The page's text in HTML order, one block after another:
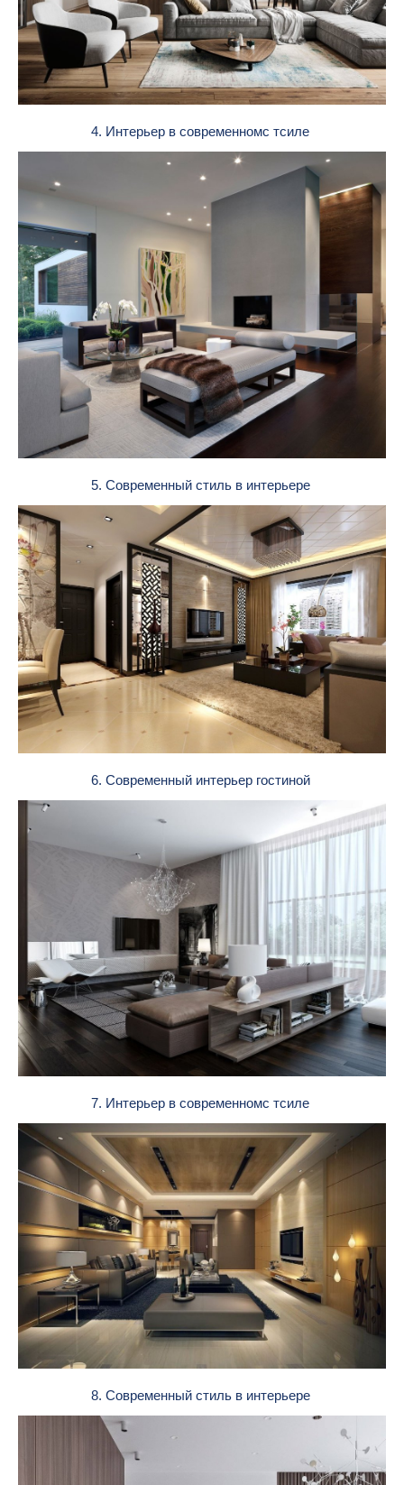
4. Интерьер в современномс тсиле
5. Современный стиль в интерьере
6. Современный интерьер гостиной
7. Интерьер в современномс тсиле
8. Современный стиль в интерьере